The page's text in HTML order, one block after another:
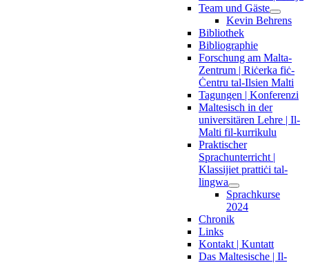
Team und Gäste
Kevin Behrens
Bibliothek
Bibliographie
Forschung am Malta-
Zentrum | Riċerka fiċ-
Ċentru tal-Ilsien Malti
Tagungen | Konferenzi
Maltesisch in der
universitären Lehre | Il-
Malti fil-kurrikulu
Praktischer
Sprachunterricht |
Klassijiet prattiċi tal-
lingwa
Sprachkurse
2024
Chronik
Links
Kontakt | Kuntatt
Das Maltesische | Il-